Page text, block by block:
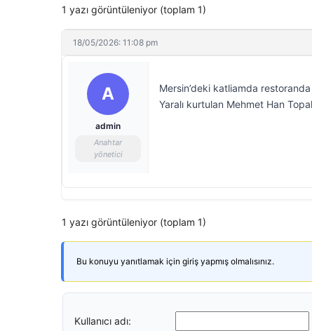
1 yazı görüntüleniyor (toplam 1)
18/05/2026: 11:08 pm
A
admin
Anahtar
yönetici
Mersin’deki katliamda restoranda
Yaralı kurtulan Mehmet Han
1 yazı görüntüleniyor (toplam 1)
Bu konuyu yanıtlamak için giriş yapmış olmalısınız.
Kullanıcı adı: